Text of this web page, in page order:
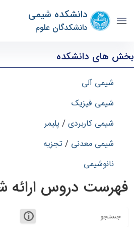
دانشکده شیمی
دانشکدگان علوم
دروس دانشکده - schem- دانشکده شیمی
بخش های دانشکده
شیمی آلی
شیمی فیزیک
شیمی کاربردی/ پلیمر
شیمی معدنی /تجزیه
نانوشیمی
فهرست دروس ارائه